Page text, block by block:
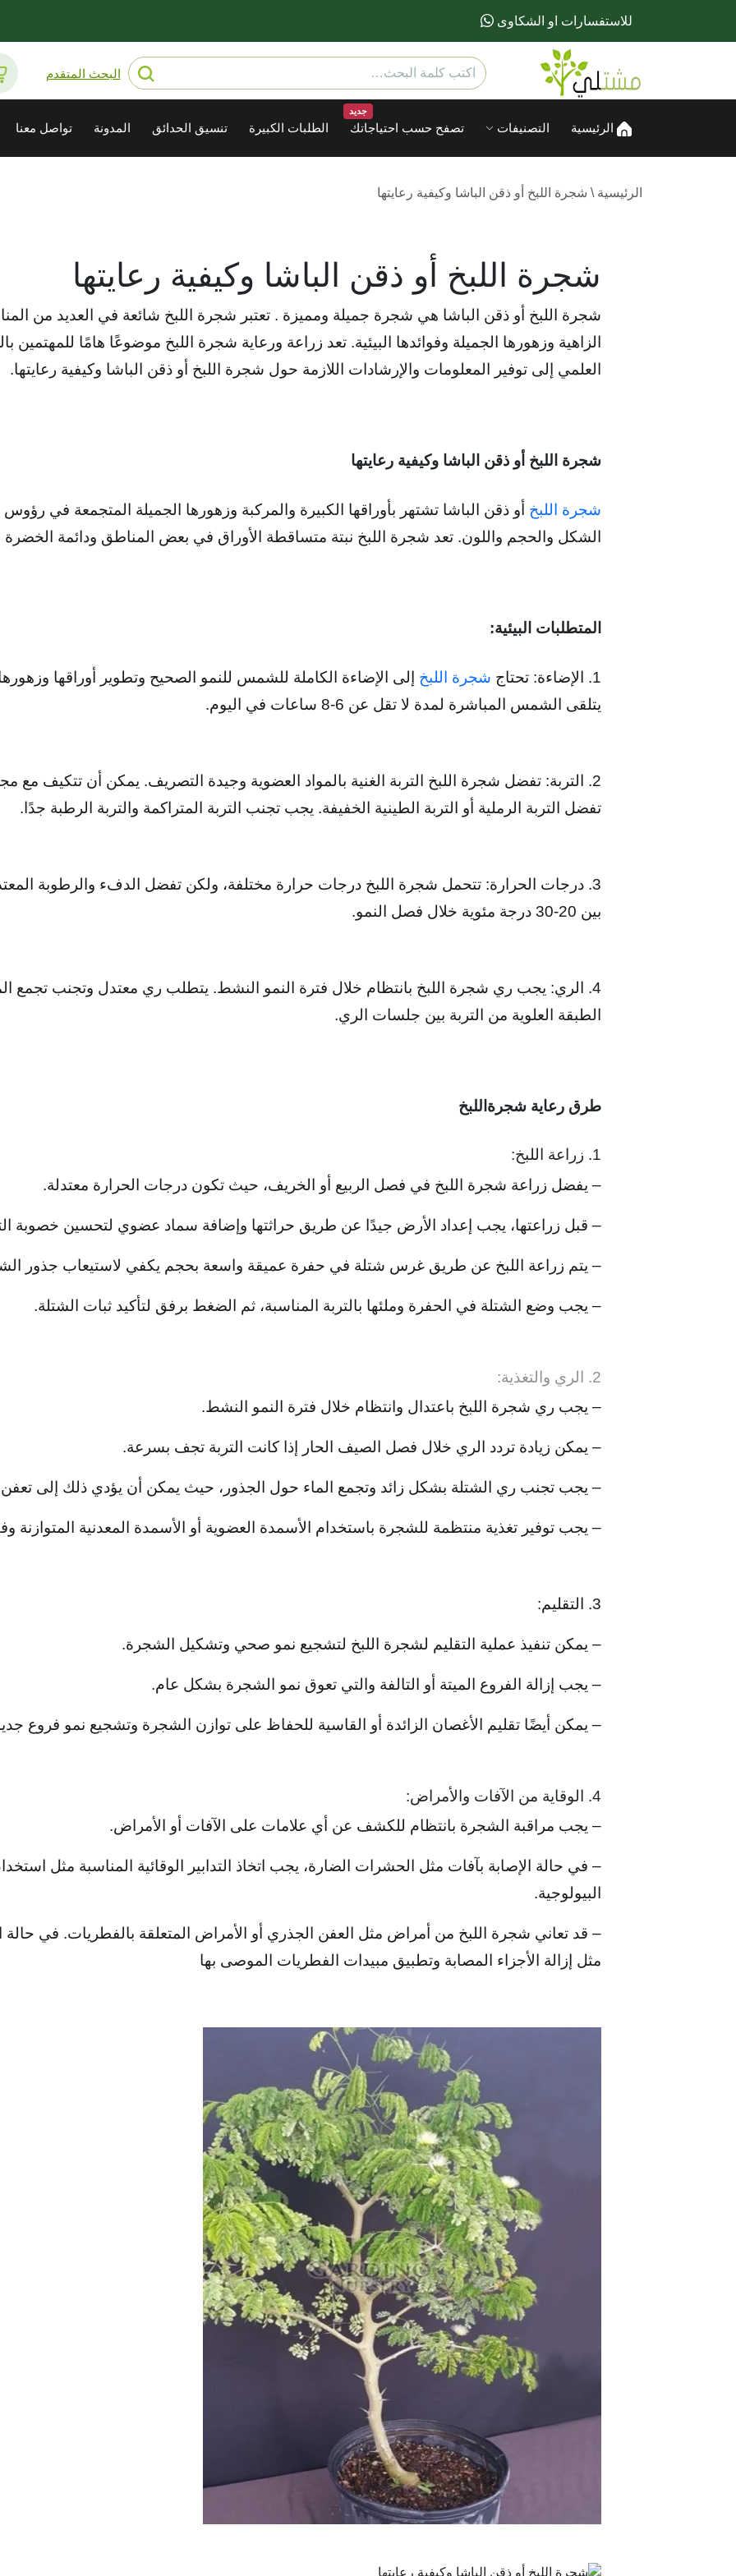
للاستفسارات او الشكاوى
البحث المتقدم
الرئيسية التصنيفات
جديد
تصفح حسب احتياجاتك الطلبات الكبيرة تنسيق الحدائق المدونة تواصل معنا
الرئيسية \ شجرة اللبخ أو ذقن الباشا وكيفية رعايتها
شجرة اللبخ أو ذقن الباشا وكيفية رعايتها
شجرة اللبخ أو ذقن الباشا هي شجرة جميلة ومميزة . تعتبر شجرة اللبخ شائعة في العديد من
الزاهية وزهورها الجميلة وفوائدها البيئية. تعد زراعة ورعاية شجرة اللبخ موضوعًا هامًا للمهتمين
العلمي إلى توفير المعلومات والإرشادات اللازمة حول شجرة اللبخ أو ذقن الباشا وكيفية رعايتها.
شجرة اللبخ أو ذقن الباشا وكيفية رعايتها
شجرة اللبخ أو ذقن الباشا تشتهر بأوراقها الكبيرة والمركبة وزهورها الجميلة المتجمعة في رؤوس
الشكل والحجم واللون. تعد شجرة اللبخ نبتة متساقطة الأوراق في بعض المناطق ودائمة
المتطلبات البيئية:
1. الإضاءة: تحتاج شجرة اللبخ إلى الإضاءة الكاملة للشمس للنمو الصحيح وتطوير أوراقها
يتلقى الشمس المباشرة لمدة لا تقل عن 6-8 ساعات في اليوم.
2. التربة: تفضل شجرة اللبخ التربة الغنية بالمواد العضوية وجيدة التصريف. يمكن أن تتكيف مع
تفضل التربة الرملية أو التربة الطينية الخفيفة. يجب تجنب التربة المتراكمة والتربة الرطبة جدًا.
3. درجات الحرارة: تتحمل شجرة اللبخ درجات حرارة مختلفة، ولكن تفضل الدفء والرطوبة
بين 20-30 درجة مئوية خلال فصل النمو.
4. الري: يجب ري شجرة اللبخ بانتظام خلال فترة النمو النشط. يتطلب ري معتدل وتجنب تجمع
الطبقة العلوية من التربة بين جلسات الري.
طرق رعاية شجرةاللبخ
1. زراعة اللبخ:
– يفضل زراعة شجرة اللبخ في فصل الربيع أو الخريف، حيث تكون درجات الحرارة معتدلة.
– قبل زراعتها، يجب إعداد الأرض جيدًا عن طريق حراثتها وإضافة سماد عضوي لتحسين خصوبة
– يتم زراعة اللبخ عن طريق غرس شتلة في حفرة عميقة واسعة بحجم يكفي لاستيعاب جذور
– يجب وضع الشتلة في الحفرة وملئها بالتربة المناسبة، ثم الضغط برفق لتأكيد ثبات الشتلة.
2. الري والتغذية:
– يجب ري شجرة اللبخ باعتدال وانتظام خلال فترة النمو النشط.
– يمكن زيادة تردد الري خلال فصل الصيف الحار إذا كانت التربة تجف بسرعة.
– يجب تجنب ري الشتلة بشكل زائد وتجمع الماء حول الجذور، حيث يمكن أن يؤدي ذلك إلى تعفن
– يجب توفير تغذية منتظمة للشجرة باستخدام الأسمدة العضوية أو الأسمدة المعدنية المتوازنة
3. التقليم:
– يمكن تنفيذ عملية التقليم لشجرة اللبخ لتشجيع نمو صحي وتشكيل الشجرة.
– يجب إزالة الفروع الميتة أو التالفة والتي تعوق نمو الشجرة بشكل عام.
– يمكن أيضًا تقليم الأغصان الزائدة أو القاسية للحفاظ على توازن الشجرة وتشجيع نمو فروع
4. الوقاية من الآفات والأمراض:
– يجب مراقبة الشجرة بانتظام للكشف عن أي علامات على الآفات أو الأمراض.
– في حالة الإصابة بآفات مثل الحشرات الضارة، يجب اتخاذ التدابير الوقائية المناسبة مثل
البيولوجية.
– قد تعاني شجرة اللبخ من أمراض مثل العفن الجذري أو الأمراض المتعلقة بالفطريات. في حالة
مثل إزالة الأجزاء المصابة وتطبيق مبيدات الفطريات الموصى بها